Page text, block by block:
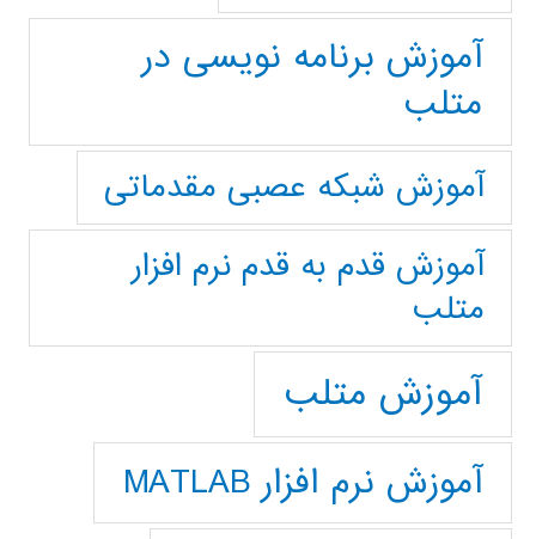
آموزش برنامه نویسی در
متلب
آموزش شبکه عصبی مقدماتی
آموزش قدم به قدم نرم افزار
متلب
آموزش متلب
آموزش نرم افزار MATLAB